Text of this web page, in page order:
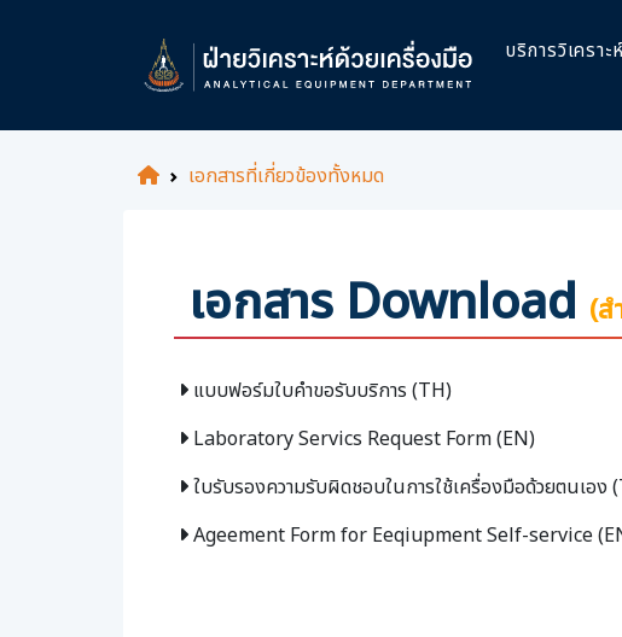
บริการวิเครา
เอกสารที่เกี่ยวข้องทั้งหมด
เอกสาร Download (ส
แบบฟอร์มใบคำขอรับบริการ (TH)
Laboratory Servics Request Form (EN)
ใบรับรองความรับผิดชอบในการใช้เครื่องมือด้วยตนเอง
Ageement Form for Eeqiupment Self-service